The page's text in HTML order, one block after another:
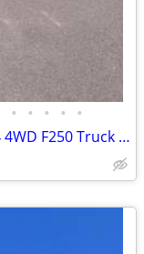
• • • • •
2020 Ford Super Duty F-250 SRW 4x4 4WD F250 Truck XL Crew Cab 6.75 Bo